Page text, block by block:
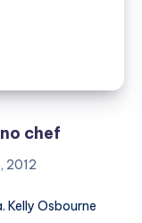
chef
2012
Osbourne